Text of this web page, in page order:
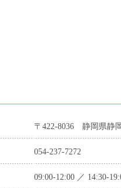
〒422-8036 静岡県静
054-237-7272
09:00-12:00 ／ 14:30-